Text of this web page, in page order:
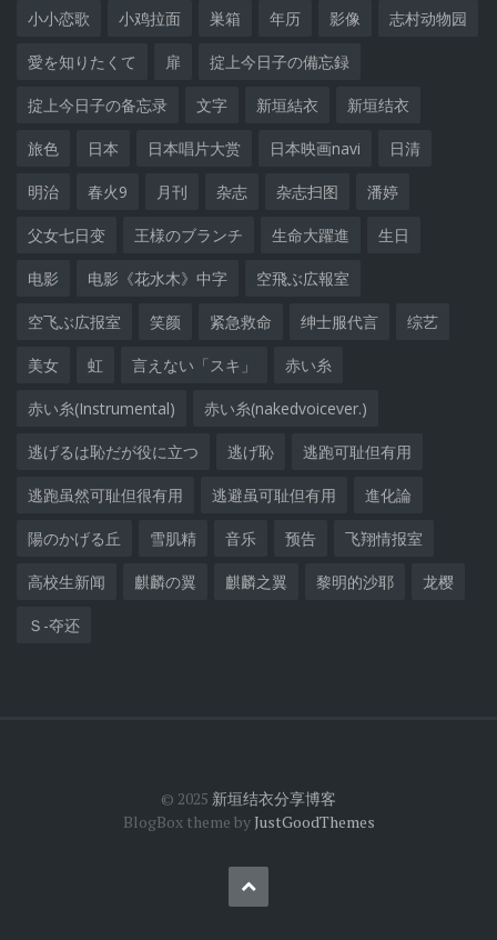
小小恋歌 小鸡拉面 巣箱 年历 影像 志村动物园
愛を知りたくて 扉 掟上今日子の備忘録
掟上今日子の备忘录 文字 新垣結衣 新垣结衣
旅色 日本 日本唱片大赏 日本映画navi 日清
明治 春火9 月刊 杂志 杂志扫图 潘婷
父女七日变 王様のブランチ 生命大躍進 生日
电影 电影《花水木》中字 空飛ぶ広報室
空飞ぶ広报室 笑颜 紧急救命 绅士服代言 综艺
美女 虹 言えない「スキ」 赤い糸
赤い糸(Instrumental) 赤い糸(nakedvoicever.)
逃げるは恥だが役に立つ 逃げ恥 逃跑可耻但有用
逃跑虽然可耻但很有用 逃避虽可耻但有用 進化論
陽のかげる丘 雪肌精 音乐 预告 飞翔情报室
高校生新闻 麒麟の翼 麒麟之翼 黎明的沙耶 龙樱
Ｓ-夺还
© 2025 新垣结衣分享博客
BlogBox theme byJustGoodThemes